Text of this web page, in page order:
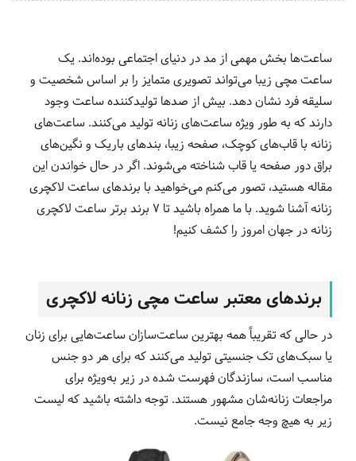
ساعت‌ها بخش مهمی از مد در دنیای اجتماعی بوده‌اند. یک
ساعت مچی زیبا می‌تواند تصویری متمایز را بر اساس شخصیت و
سلیقه فرد نشان دهد. بیش از صدها تولیدکننده ساعت وجود
دارند که به طور ویژه ساعت‌های زنانه تولید می‌کنند. ساعت‌های
زنانه با قاب‌های کوچک، صفحه زیبا، بند‌های باریک و نگین‌های
براق دور صفحه یا قاب شناخته می‌شوند. اگر در حال خواندن این
مقاله هستید، تصور می‌کنم می‌خواهید با برندهای ساعت لاکچری
زنانه آشنا شوید. با ما همراه باشید تا 7 برند برتر ساعت لاکچری
زنانه در جهان امروز را کشف کنیم!
برندهای معتبر ساعت مچی زنانه لاکچری
در حالی که تقریباً همه بهترین ساعت‌سازان ساعت‌هایی برای زنان
یا سبک‌های تک جنسیتی تولید می‌کنند که برای هر دو جنس
مناسب است، سازندگان فهرست شده در زیر به‌ویژه برای
مراجعات زنانه‌شان مشهور هستند. توجه داشته باشید که لیست
زیر به هیچ وجه جامع نیست.